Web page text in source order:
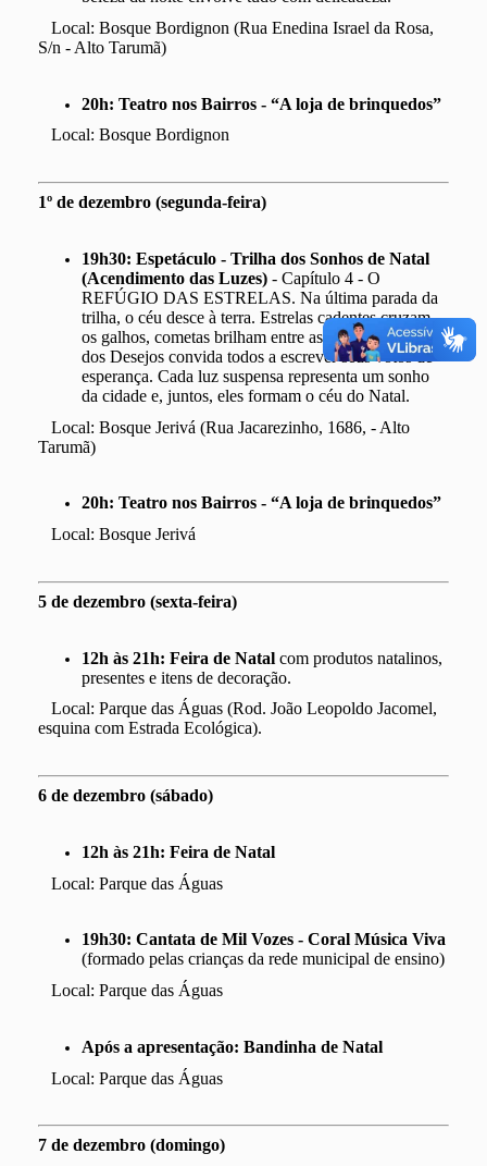
Local: Bosque Bordignon (Rua Enedina Israel da Rosa,
S/n - Alto Tarumã)
20h: Teatro nos Bairros - “A loja de brinquedos”
Local: Bosque Bordignon
1º de dezembro (segunda-feira)
19h30: Espetáculo - Trilha dos Sonhos de Natal
(Acendimento das Luzes) - Capítulo 4 - O
REFÚGIO DAS ESTRELAS. Na última parada da
trilha, o céu desce à terra. Estrelas cadentes cruzam
os galhos, cometas brilham entre as luzes e um Muro
dos Desejos convida todos a escrever seus votos de
esperança. Cada luz suspensa representa um sonho
da cidade e, juntos, eles formam o céu do Natal.
Local: Bosque Jerivá (Rua Jacarezinho, 1686, - Alto
Tarumã)
20h: Teatro nos Bairros - “A loja de brinquedos”
Local: Bosque Jerivá
5 de dezembro (sexta-feira)
12h às 21h: Feira de Natal com produtos natalinos,
presentes e itens de decoração.
Local: Parque das Águas (Rod. João Leopoldo Jacomel,
esquina com Estrada Ecológica).
6 de dezembro (sábado)
12h às 21h: Feira de Natal
Local: Parque das Águas
19h30: Cantata de Mil Vozes - Coral Música Viva
(formado pelas crianças da rede municipal de ensino)
Local: Parque das Águas
Após a apresentação: Bandinha de Natal
Local: Parque das Águas
7 de dezembro (domingo)